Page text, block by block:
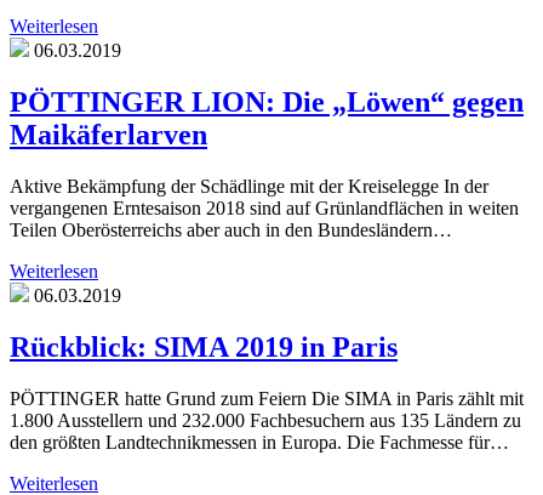
Weiterlesen
06.03.2019
PÖTTINGER LION: Die „Löwen“ gegen
Maikäferlarven
Aktive Bekämpfung der Schädlinge mit der Kreiselegge In der
vergangenen Erntesaison 2018 sind auf Grünlandflächen in weiten
Teilen Oberösterreichs aber auch in den Bundesländern…
Weiterlesen
06.03.2019
Rückblick: SIMA 2019 in Paris
PÖTTINGER hatte Grund zum Feiern Die SIMA in Paris zählt mit
1.800 Ausstellern und 232.000 Fachbesuchern aus 135 Ländern zu
den größten Landtechnikmessen in Europa. Die Fachmesse für…
Weiterlesen